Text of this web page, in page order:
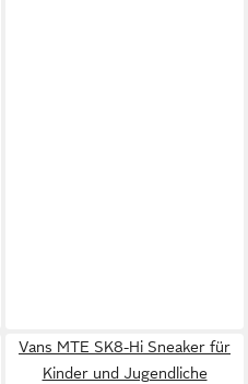
Vans MTE SK8-Hi Sneaker für
Kinder und Jugendliche